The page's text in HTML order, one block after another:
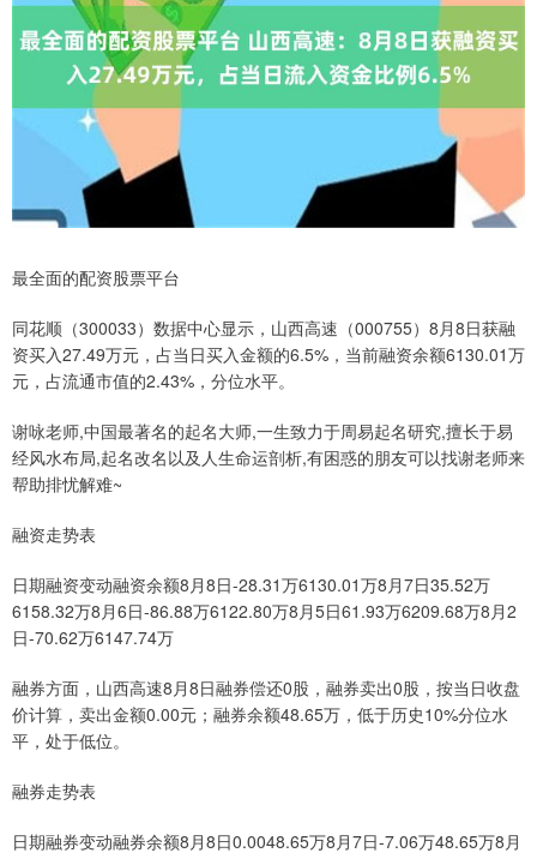
最全面的配资股票平台
同花顺（300033）数据中心显示，山西高速（000755）8月8日获融
资买入27.49万元，占当日买入金额的6.5%，当前融资余额6130.01万
元，占流通市值的2.43%，分位水平。
谢咏老师,中国最著名的起名大师,一生致力于周易起名研究,擅长于易
经风水布局,起名改名以及人生命运剖析,有困惑的朋友可以找谢老师来
帮助排忧解难~
融资走势表
日期融资变动融资余额8月8日-28.31万6130.01万8月7日35.52万
6158.32万8月6日-86.88万6122.80万8月5日61.93万6209.68万8月2
日-70.62万6147.74万
融券方面，山西高速8月8日融券偿还0股，融券卖出0股，按当日收盘
价计算，卖出金额0.00元；融券余额48.65万，低于历史10%分位水
平，处于低位。
融券走势表
日期融券变动融券余额8月8日0.0048.65万8月7日-7.06万48.65万8月